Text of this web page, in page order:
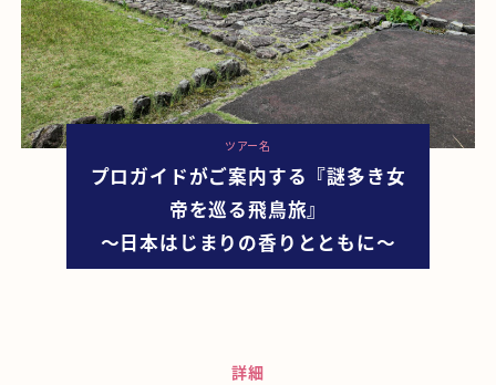
ツアー名
プロガイドがご案内する『謎多き女
帝を巡る飛鳥旅』
～日本はじまりの香りとともに～
詳細